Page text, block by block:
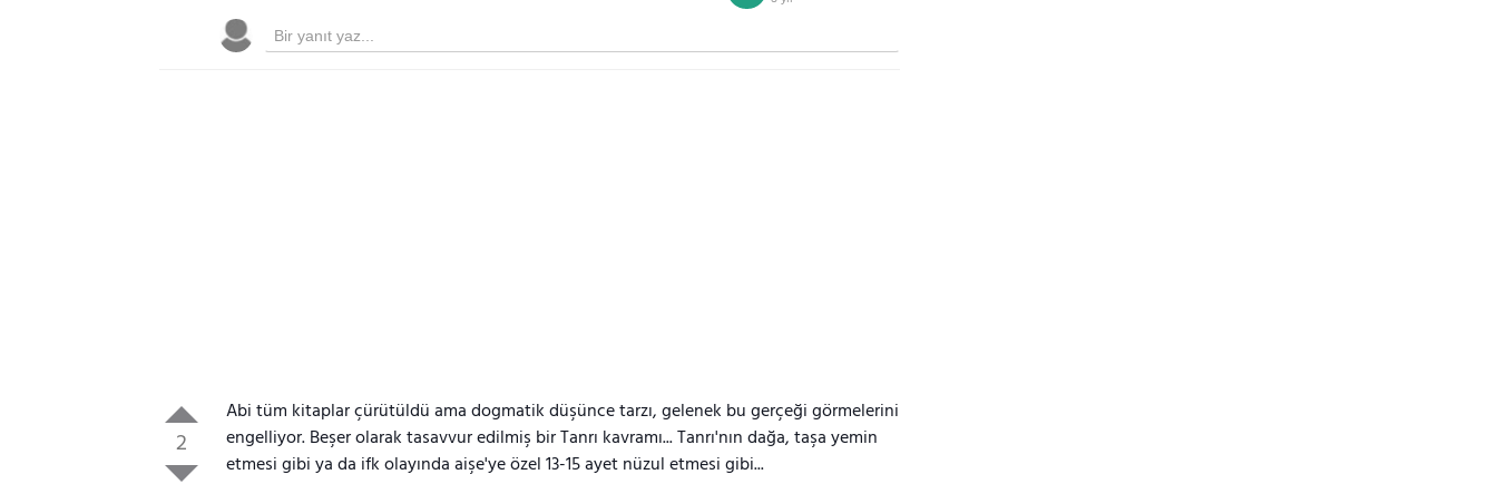
2
Abi tüm kitaplar çürütüldü ama dogmatik düşünce tarzı, gelenek bu gerçeği görmelerini
engelliyor. Beşer olarak tasavvur edilmiş bir Tanrı kavramı... Tanrı'nın dağa, taşa yemin
etmesi gibi ya da ifk olayında aişe'ye özel 13-15 ayet nüzul etmesi gibi...